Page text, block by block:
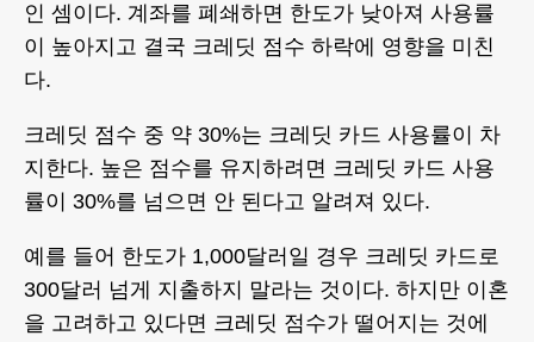
인 셈이다. 계좌를 폐쇄하면 한도가 낮아져 사용률
이 높아지고 결국 크레딧 점수 하락에 영향을 미친
다.
크레딧 점수 중 약 30%는 크레딧 카드 사용률이 차
지한다. 높은 점수를 유지하려면 크레딧 카드 사용
률이 30%를 넘으면 안 된다고 알려져 있다.
예를 들어 한도가 1,000달러일 경우 크레딧 카드로
300달러 넘게 지출하지 말라는 것이다. 하지만 이혼
을 고려하고 있다면 크레딧 점수가 떨어지는 것에